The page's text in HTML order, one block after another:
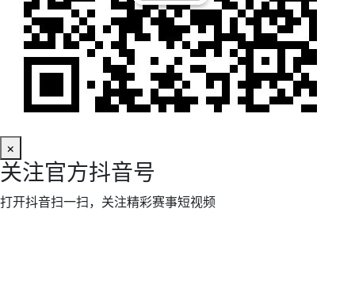
×
关注官方抖音号
打开抖音扫一扫，关注精彩赛事短视频